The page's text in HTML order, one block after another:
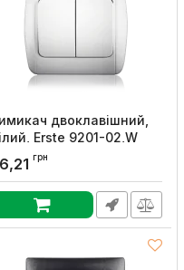
двоклавішний,
Erste 9201-02,W
9201-02,W
грн